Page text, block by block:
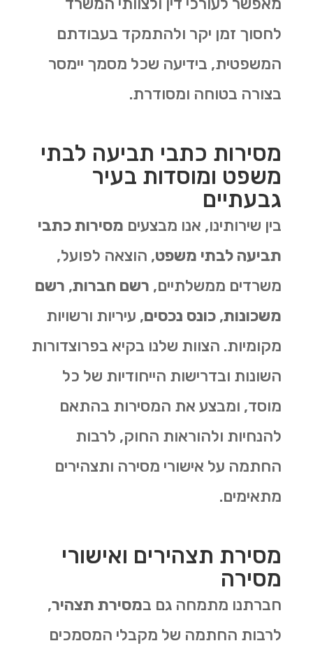
לחסוך זמן יקר ולהתמקד בעבודתם
המשפטית, בידיעה שכל מסמך יימסר
בצורה בטוחה ומסודרת.
מסירות כתבי תביעה לבתי
משפט ומוסדות בעיר
גבעתיים
בין שירותינו, אנו מבצעים מסירות כתבי
תביעה לבתי משפט, הוצאה לפועל,
משרדים ממשלתיים, רשם חברות, רשם
משכונות, כונס נכסים, עיריות ורשויות
מקומיות. הצוות שלנו בקיא בפרוצדורות
השונות ובדרישות הייחודיות של כל
מוסד, ומבצע את המסירות בהתאם
להנחיות ולהוראות החוק, לרבות
החתמה על אישורי מסירה ותצהירים
מתאימים.
מסירת תצהירים ואישורי
מסירה
חברתנו מתמחה גם במסירת תצהיר,
לרבות החתמה של מקבלי המסמכים